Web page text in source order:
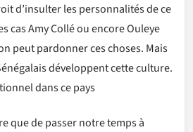
d’insulter les personnalités de ce
cas Amy Collé ou encore Ouleye
peut pardonner ces choses. Mais
développent cette culture.
dans ce pays
que de passer notre temps à